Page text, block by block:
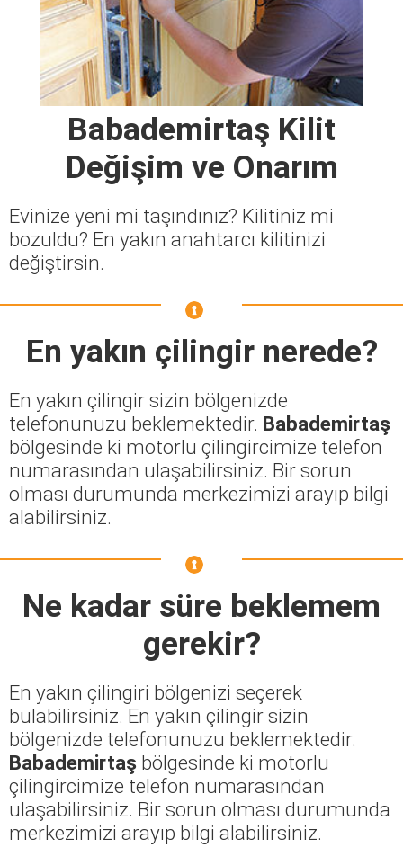
Babademirtaş Kilit
Değişim ve Onarım
Evinize yeni mi taşındınız? Kilitiniz mi
bozuldu? En yakın anahtarcı kilitinizi
değiştirsin.
En yakın çilingir nerede?
En yakın çilingir sizin bölgenizde
telefonunuzu beklemektedir. Babademirtaş
bölgesinde ki motorlu çilingircimize telefon
numarasından ulaşabilirsiniz. Bir sorun
olması durumunda merkezimizi arayıp bilgi
alabilirsiniz.
Ne kadar süre beklemem
gerekir?
En yakın çilingiri bölgenizi seçerek
bulabilirsiniz. En yakın çilingir sizin
bölgenizde telefonunuzu beklemektedir.
Babademirtaş bölgesinde ki motorlu
çilingircimize telefon numarasından
ulaşabilirsiniz. Bir sorun olması durumunda
merkezimizi arayıp bilgi alabilirsiniz.